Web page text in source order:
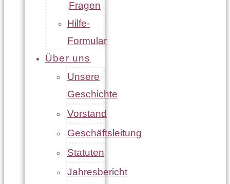
Fragen
Hilfe-
Formular
Über uns
Unsere
Geschichte
Vorstand
Geschäftsleitung
Statuten
Jahresbericht